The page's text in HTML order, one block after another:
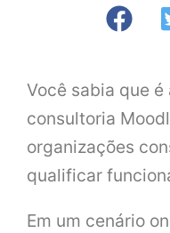
Você sabia que
consultoria
organizações
qualificar
Em um cenário